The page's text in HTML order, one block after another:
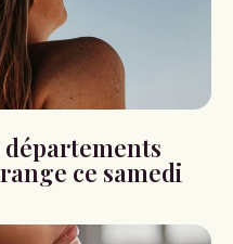
départements
ce samedi